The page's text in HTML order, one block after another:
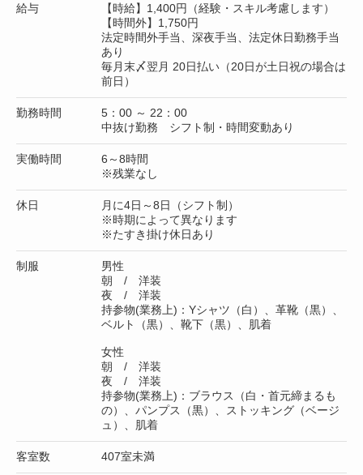
給与
【時給】1,400円（経験・スキル考慮します）
【時間外】1,750円
法定時間外手当、深夜手当、法定休日勤務手当
あり
毎月末〆翌月 20日払い（20日が土日祝の場合は
前日）
勤務時間
5：00 ～ 22：00
中抜け勤務 シフト制・時間変動あり
実働時間
6～8時間
※残業なし
休日
月に4日～8日（シフト制）
※時期によって異なります
※たすき掛け休日あり
制服
男性
朝 / 洋装
夜 / 洋装
持参物(業務上)：Yシャツ（白）、革靴（黒）、
ベルト（黒）、靴下（黒）、肌着
女性
朝 / 洋装
夜 / 洋装
持参物(業務上)：ブラウス（白・首元締まるも
の）、パンプス（黒）、ストッキング（ベージ
ュ）、肌着
客室数 407室未満